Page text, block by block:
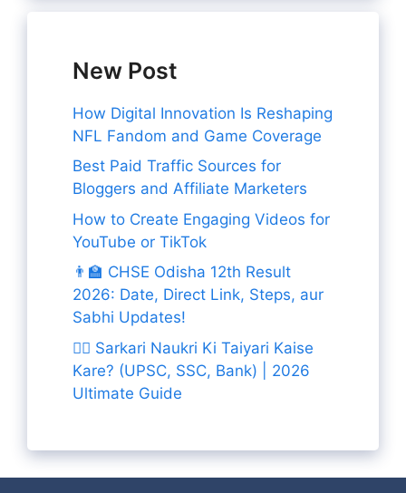
New Post
How Digital Innovation Is Reshaping
NFL Fandom and Game Coverage
Best Paid Traffic Sources for
Bloggers and Affiliate Marketers
How to Create Engaging Videos for
YouTube or TikTok
👨‍🏫 CHSE Odisha 12th Result
2026: Date, Direct Link, Steps, aur
Sabhi Updates!
👨‍✈️ Sarkari Naukri Ki Taiyari Kaise
Kare? (UPSC, SSC, Bank) | 2026
Ultimate Guide